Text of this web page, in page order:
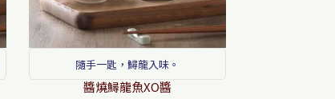
隨手一匙，鱘龍入味。
醬燒鱘龍魚XO醬